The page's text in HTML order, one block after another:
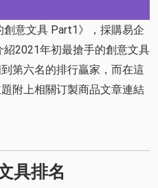
意文具 Part1》，採購易企
2021年初最搶手的創意文具
第六名的排行贏家，而在這
附上相關订製商品文章連結
具排名